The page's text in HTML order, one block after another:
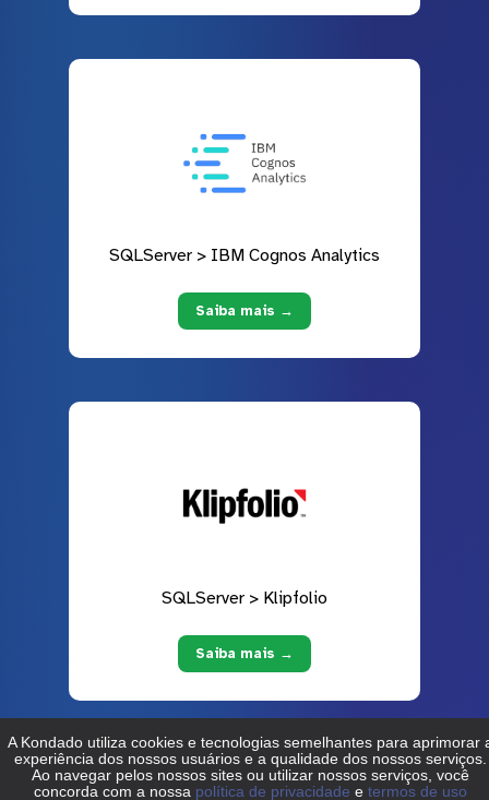
SQLServer > IBM Cognos Analytics
Saiba mais →
SQLServer > Klipfolio
Saiba mais →